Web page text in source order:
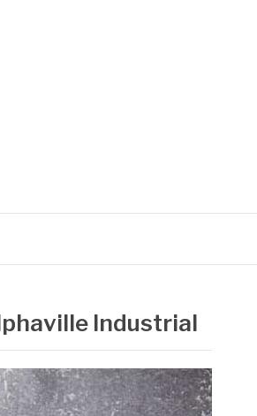
Industrial